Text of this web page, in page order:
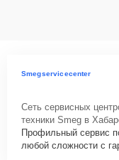
Для запуска процесса
проконсультируют по
диагностику,
оформят выезд
Smegservicecenter
Сеть сервисных
техники Smeg в
Профильный сервис
любой сложности с